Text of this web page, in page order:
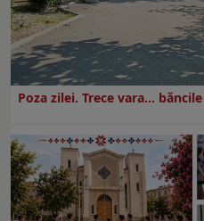
Poza zilei. Trece vara…